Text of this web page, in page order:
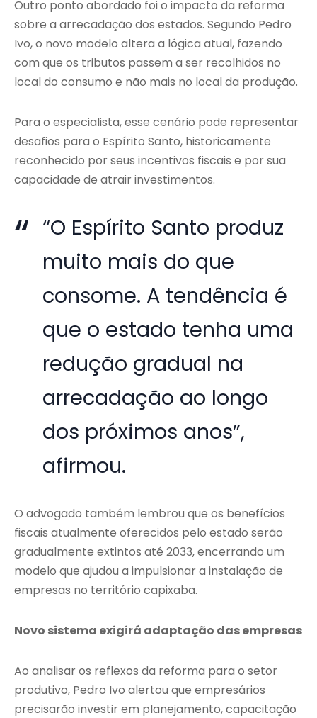
Outro ponto abordado foi o impacto da reforma
sobre a arrecadação dos estados. Segundo Pedro
Ivo, o novo modelo altera a lógica atual, fazendo
com que os tributos passem a ser recolhidos no
local do consumo e não mais no local da produção.
Para o especialista, esse cenário pode representar
desafios para o Espírito Santo, historicamente
reconhecido por seus incentivos fiscais e por sua
capacidade de atrair investimentos.
“O Espírito Santo produz
muito mais do que
consome. A tendência é
que o estado tenha uma
redução gradual na
arrecadação ao longo
dos próximos anos”,
afirmou.
O advogado também lembrou que os benefícios
fiscais atualmente oferecidos pelo estado serão
gradualmente extintos até 2033, encerrando um
modelo que ajudou a impulsionar a instalação de
empresas no território capixaba.
Novo sistema exigirá adaptação das empresas
Ao analisar os reflexos da reforma para o setor
produtivo, Pedro Ivo alertou que empresários
precisarão investir em planejamento, capacitação